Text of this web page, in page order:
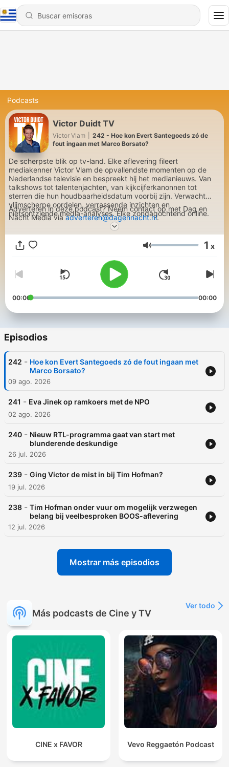
Podcasts
Victor Duidt TV
Victor Vlam
242 - Hoe kon Evert Santegoeds zó de
fout ingaan met Marco Borsato?
De scherpste blik op tv-land. Elke aflevering fileert
mediakenner Victor Vlam de opvallendste momenten op de
Nederlandse televisie en bespreekt hij het medianieuws. Van
talkshows tot talentenjachten, van kijkcijferkanonnen tot
sterren die hun houdbaarheidsdatum voorbij zijn. Verwacht
vlijmscherpe oordelen, verrassende inzichten en
nietsontziende media-analyses. Elke zondagochtend online.
Adverteren in deze podcast? Neem contact op met Dag en
Nacht Media viaadverteren@dagennacht.nl.
Volumen 1 x
00:00 00:00
Episodios
242 - Hoe kon Evert Santegoeds zó de fout ingaan met
Marco Borsato?
09 ago. 2026
241 - Eva Jinek op ramkoers met de NPO
02 ago. 2026
240 - Nieuw RTL-programma gaat van start met
blunderende deskundige
26 jul. 2026
239 - Ging Victor de mist in bij Tim Hofman?
19 jul. 2026
238 - Tim Hofman onder vuur om mogelijk verzwegen
belang bij veelbesproken BOOS-aflevering
12 jul. 2026
Mostrar más episodios
Más podcasts de Cine y TV
Ver todo
CINE x FAVOR Vevo Reggaetón Podcast